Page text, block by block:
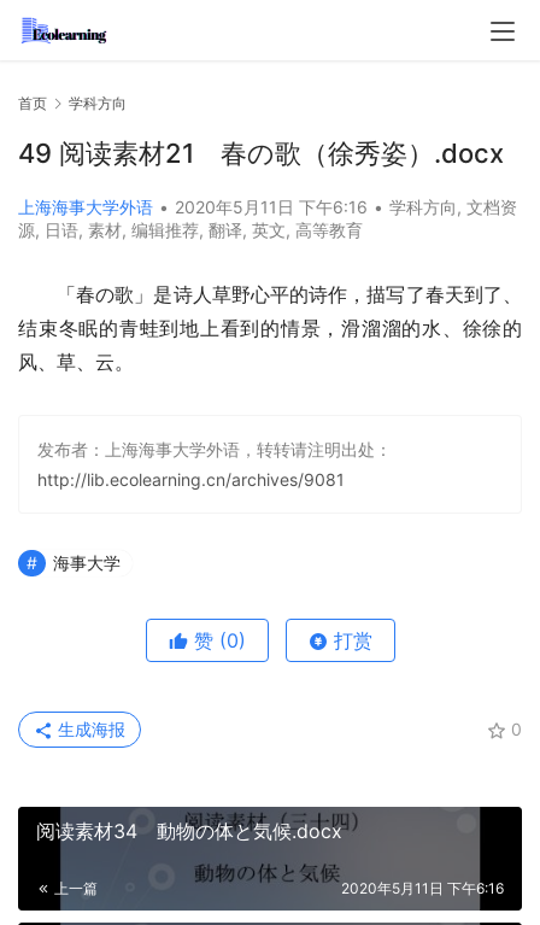
首页 学科方向
49 阅读素材21 春の歌（徐秀姿）.docx
上海海事大学外语 • 2020年5月11日 下午6:16 • 学科方向, 文档资
源, 日语, 素材, 编辑推荐, 翻译, 英文, 高等教育
「春の歌」是诗人草野心平的诗作，描写了春天到了、
结束冬眠的青蛙到地上看到的情景，滑溜溜的水、徐徐的
风、草、云。
发布者：上海海事大学外语，转转请注明出处：
http://lib.ecolearning.cn/archives/9081
海事大学
赞 (0) 打赏
0
生成海报
阅读素材34 動物の体と気候.docx
上一篇 2020年5月11日 下午6:16